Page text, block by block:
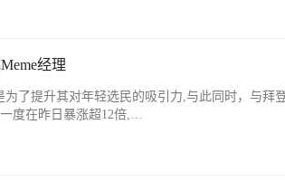
经理
了提升其对年轻选民的吸引力,与此同时，与拜
一度在昨日暴涨超12倍,…